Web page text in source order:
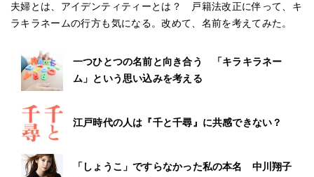
夫婦とは、アイデンティティーとは？ 戸籍法改正に伴って、キ
ラキラネームの行方も気になる。改めて、名前を考えてみた。
一つひとつの名前と向き合う 「キラキラネー
ム」という思い込みを考える
江戸時代の人は『千と千尋』に共感できない？
「しょうこ」ですらなかった私の本名 中川翔子